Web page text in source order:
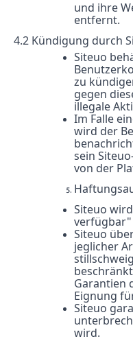
und ihre
entfernt.
4.2 Kündigung durch
Siteuo
zu
gegen
illegale
Im Falle
wird der
sein
von der
Siteuo
verfügbar"
Siteuo
jeglicher
Garantien
Eignung
Siteuo
wird.